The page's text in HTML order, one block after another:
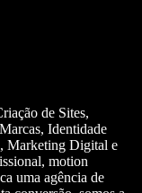
de Sites,
Identidade
Marketing Digital e
motion
uma agência de